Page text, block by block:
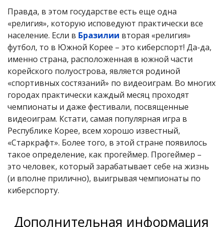
Правда, в этом государстве есть еще одна
«религия», которую исповедуют практически все
население. Если в Бразилии вторая «религия»
футбол, то в Южной Корее – это киберспорт! Да-да,
именно страна, расположенная в южной части
корейского полуострова, является родиной
«спортивных состязаний» по видеоиграм. Во многих
городах практически каждый месяц проходят
чемпионаты и даже фестивали, посвященные
видеоиграм. Кстати, самая популярная игра в
Республике Корее, всем хорошо известный,
«Старкрафт». Более того, в этой стране появилось
такое определение, как прогеймер. Прогеймер –
это человек, который зарабатывает себе на жизнь
(и вполне прилично), выигрывая чемпионаты по
киберспорту.
Дополнительная информация